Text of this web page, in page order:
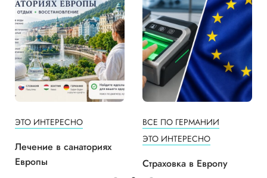
ЭТО ИНТЕРЕСНО
Лечение в санаториях
Европы
ВСЕ ПО ГЕРМАНИИ
ЭТО ИНТЕРЕСНО
Страховка в Европу